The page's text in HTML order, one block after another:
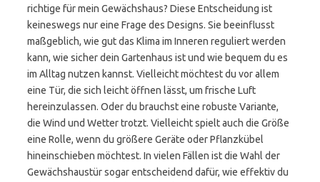
richtige für mein Gewächshaus? Diese Entscheidung ist
keineswegs nur eine Frage des Designs. Sie beeinflusst
maßgeblich, wie gut das Klima im Inneren reguliert werden
kann, wie sicher dein Gartenhaus ist und wie bequem du es
im Alltag nutzen kannst. Vielleicht möchtest du vor allem
eine Tür, die sich leicht öffnen lässt, um frische Luft
hereinzulassen. Oder du brauchst eine robuste Variante,
die Wind und Wetter trotzt. Vielleicht spielt auch die Größe
eine Rolle, wenn du größere Geräte oder Pflanzkübel
hineinschieben möchtest. In vielen Fällen ist die Wahl der
Gewächshaustür sogar entscheidend dafür, wie effektiv du